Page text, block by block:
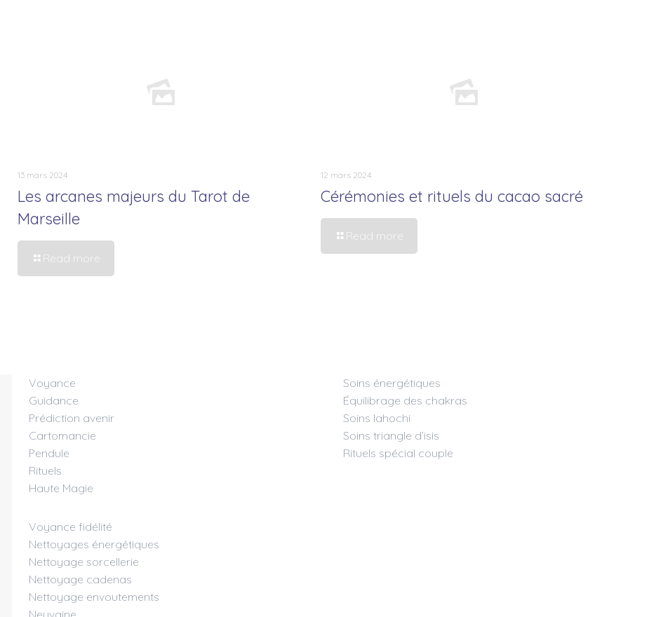
13 mars 2024
Les arcanes majeurs du Tarot de
Marseille
Read more
12 mars 2024
Cérémonies et rituels du cacao sacré
Read more
Voyance
Guidance
Prédiction avenir
Cartomancie
Pendule
Rituels
Haute Magie
Voyance fidélité
Nettoyages énergétiques
Nettoyage sorcellerie
Nettoyage cadenas
Nettoyage envoutements
Neuvaine
Soins énergétiques
Équilibrage des chakras
Soins lahochi
Soins triangle d’isis
Rituels spécial couple